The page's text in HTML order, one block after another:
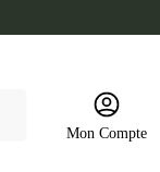
Mon Compte